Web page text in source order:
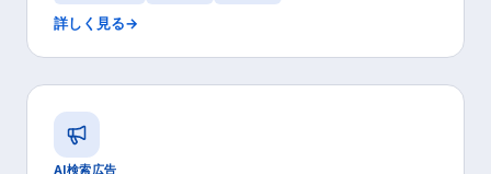
詳しく見る→
AI検索広告